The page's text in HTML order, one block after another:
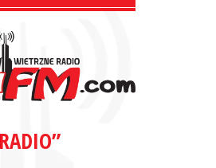
Informacje Giełdowe